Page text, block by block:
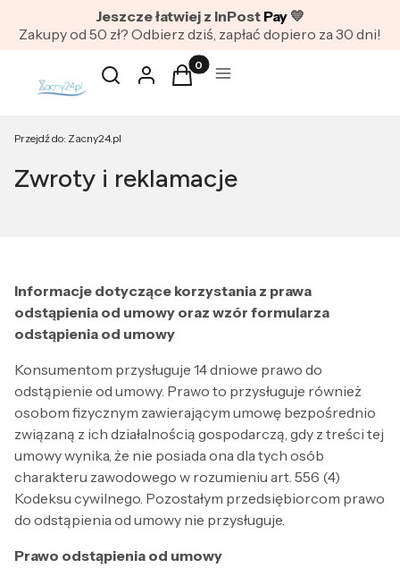
Jeszcze łatwiej z InPost Pay 💛
Zakupy od 50 zł? Odbierz dziś, zapłać dopiero za 30 dni!
Otwórz wyszukiwarkę
Szukaj Zaloguj sięProdukty w koszyku: 0. Zobacz
KoszykMenu
Przejdź do: Zacny24.pl
Zwroty i reklamacje
Informacje dotyczące korzystania z prawa
odstąpienia od umowy oraz wzór formularza
odstąpienia od umowy
Konsumentom przysługuje 14 dniowe prawo do
odstąpienie od umowy. Prawo to przysługuje również
osobom fizycznym zawierającym umowę bezpośrednio
związaną z ich działalnością gospodarczą, gdy z treści tej
umowy wynika, że nie posiada ona dla tych osób
charakteru zawodowego w rozumieniu art. 556 (4)
Kodeksu cywilnego. Pozostałym przedsiębiorcom prawo
do odstąpienia od umowy nie przysługuje.
Prawo odstąpienia od umowy